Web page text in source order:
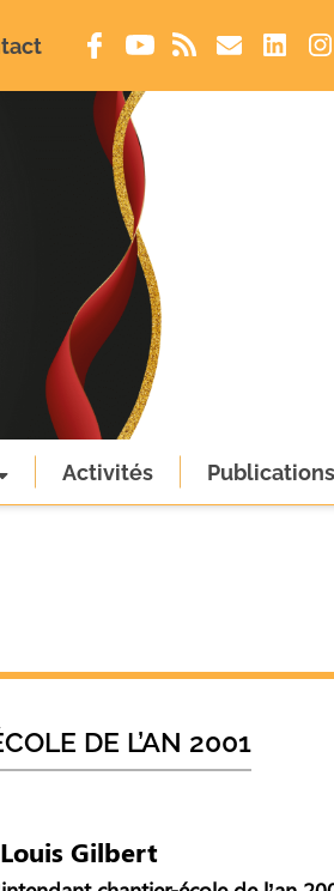
Activités Publications
DE L’AN 2001
Gilbert